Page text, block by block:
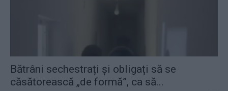
Bătrâni sechestrați și obligați să se
căsătorească „de formă”, ca să...